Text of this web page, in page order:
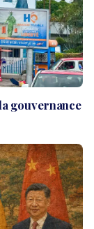
gouvernance